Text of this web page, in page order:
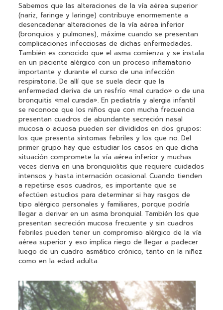
Sabemos que las alteraciones de la vía aérea superior
(nariz, faringe y laringe) contribuye enormemente a
desencadenar alteraciones de la vía aérea inferior
(bronquios y pulmones), máxime cuando se presentan
complicaciones infecciosas de dichas enfermedades.
También es conocido que el asma comienza y se instala
en un paciente alérgico con un proceso inflamatorio
importante y durante el curso de una infección
respiratoria. De allí que se suela decir que la
enfermedad deriva de un resfrío «mal curado» o de una
bronquitis «mal curada». En pediatría y alergia infantil
se reconoce que los niños que con mucha frecuencia
presentan cuadros de abundante secreción nasal
mucosa o acuosa pueden ser divididos en dos grupos:
los que presenta síntomas febriles y los que no. Del
primer grupo hay que estudiar los casos en que dicha
situación compromete la vía aérea inferior y muchas
veces deriva en una bronquiolitis que requiere cuidados
intensos y hasta internación ocasional. Cuando tienden
a repetirse esos cuadros, es importante que se
efectúen estudios para determinar si hay rasgos de
tipo alérgico personales y familiares, porque podría
llegar a derivar en un asma bronquial. También los que
presentan secreción mucosa frecuente y sin cuadros
febriles pueden tener un compromiso alérgico de la vía
aérea superior y eso implica riego de llegar a padecer
luego de un cuadro asmático crónico, tanto en la niñez
como en la edad adulta.